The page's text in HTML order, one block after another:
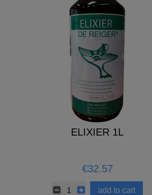
ELIXIER 1L
€32.57
add to cart